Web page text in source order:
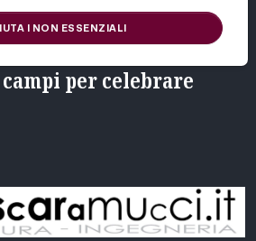
tradizione: torna la
per celebrare
I NON ESSENZIALI